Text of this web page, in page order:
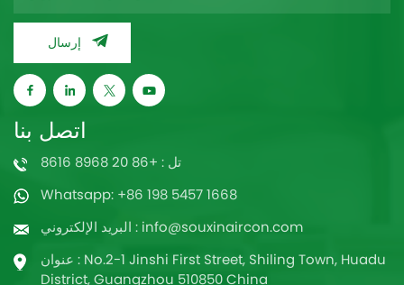
إرسال
اتصل بنا
تل : +86 20 8968 8616
Whatsapp: +86 198 5457 1668
البريد الإلكتروني : info@souxinaircon.com
عنوان : No.2-1 Jinshi First Street, Shiling Town, Huadu